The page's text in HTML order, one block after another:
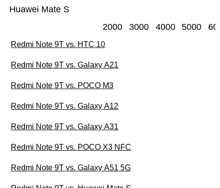
Huawei Mate S
2000 3000 4000 5000
Redmi Note 9T vs. HTC 10
Redmi Note 9T vs. Galaxy A21
Redmi Note 9T vs. POCO M3
Redmi Note 9T vs. Galaxy A12
Redmi Note 9T vs. Galaxy A31
Redmi Note 9T vs. POCO X3 NFC
Redmi Note 9T vs. Galaxy A51 5G